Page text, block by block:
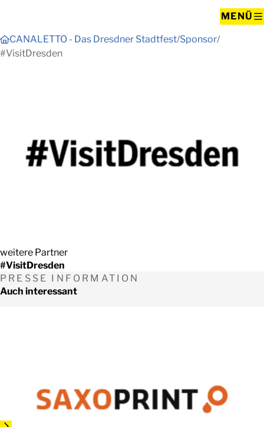
MENÜ
CANALETTO - Das Dresdner Stadtfest Sponsor
#VisitDresden
weitere Partner
#VisitDresden
PRESSE INFORMATION
Auch interessant